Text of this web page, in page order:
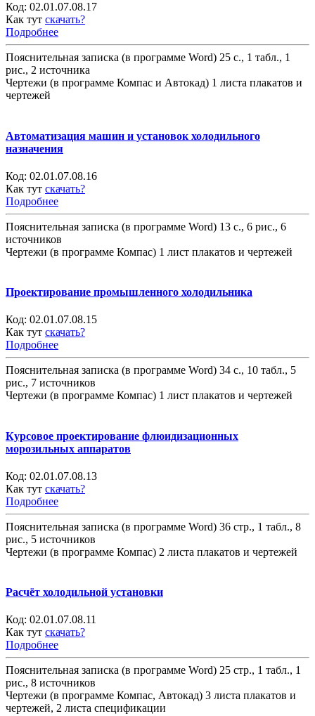
Код: 02.01.07.08.17
Как тут скачать?
Подробнее
Пояснительная записка (в программе Word) 25 с., 1 табл., 1
рис., 2 источника
Чертежи (в программе Компас и Автокад) 1 листа плакатов и
чертежей
Автоматизация машин и установок холодильного
назначения
Код: 02.01.07.08.16
Как тут скачать?
Подробнее
Пояснительная записка (в программе Word) 13 с., 6 рис., 6
источников
Чертежи (в программе Компас) 1 лист плакатов и чертежей
Проектирование промышленного холодильника
Код: 02.01.07.08.15
Как тут скачать?
Подробнее
Пояснительная записка (в программе Word) 34 с., 10 табл., 5
рис., 7 источников
Чертежи (в программе Компас) 1 лист плакатов и чертежей
Курсовое проектирование флюидизационных
морозильных аппаратов
Код: 02.01.07.08.13
Как тут скачать?
Подробнее
Пояснительная записка (в программе Word) 36 стр., 1 табл., 8
рис., 5 источников
Чертежи (в программе Компас) 2 листа плакатов и чертежей
Расчёт холодильной установки
Код: 02.01.07.08.11
Как тут скачать?
Подробнее
Пояснительная записка (в программе Word) 25 стр., 1 табл., 1
рис., 8 источников
Чертежи (в программе Компас, Автокад) 3 листа плакатов и
чертежей, 2 листа спецификации